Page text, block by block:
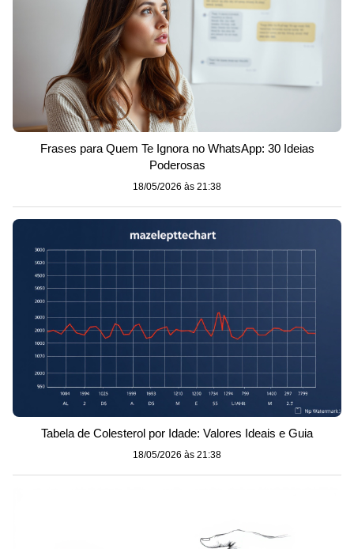
Frases para Quem Te Ignora no WhatsApp: 30 Ideias
Poderosas
18/05/2026 às 21:38
Tabela de Colesterol por Idade: Valores Ideais e Guia
18/05/2026 às 21:38